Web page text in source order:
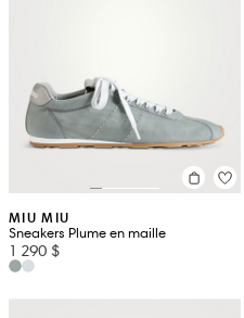
MIU MIU
Sneakers Plume en maille
1 290 $